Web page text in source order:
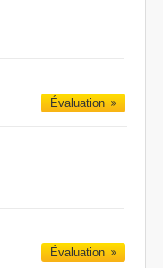
Évaluation
Évaluation